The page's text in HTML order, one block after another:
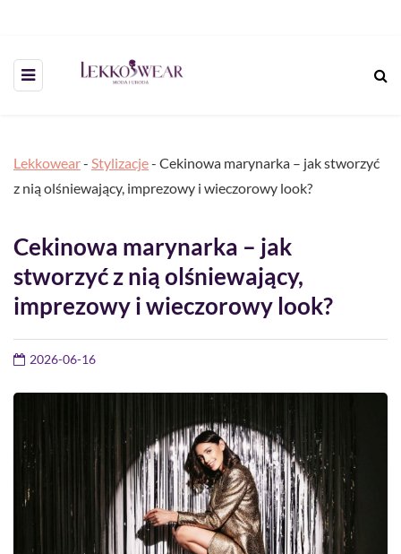
Lekkowear- Stylizacje- Cekinowa marynarka – jak stworzyć
z nią olśniewający, imprezowy i wieczorowy look?
Cekinowa marynarka – jak
stworzyć z nią olśniewający,
imprezowy i wieczorowy look?
2026-06-16